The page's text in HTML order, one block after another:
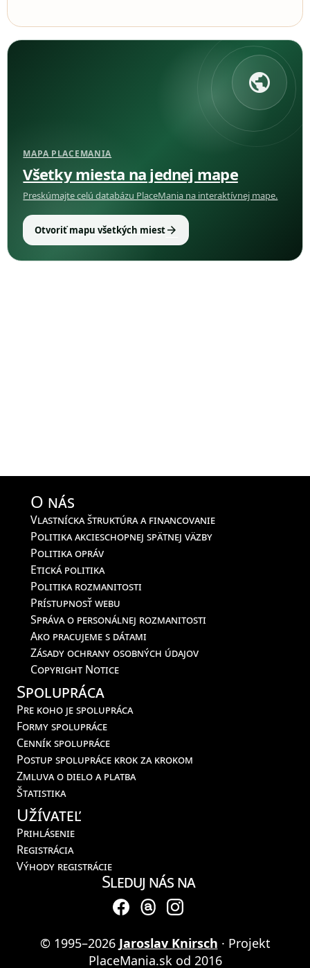
public
MAPA PLACEMANIA
Všetky miesta na jednej mape
Preskúmajte celú databázu PlaceMania na interaktívnej mape.
Otvoriť mapu všetkých miestarrow_forward
O nás
Vlastnícka štruktúra a financovanie
Politika akcieschopnej spätnej väzby
Politika opráv
Etická politika
Politika rozmanitosti
Prístupnosť webu
Správa o personálnej rozmanitosti
Ako pracujeme s dátami
Zásady ochrany osobných údajov
Copyright Notice
Spolupráca
Pre koho je spolupráca
Formy spolupráce
Cenník spolupráce
Postup spolupráce krok za krokom
Zmluva o dielo a platba
Štatistika
Užívateľ
Prihlásenie
Registrácia
Výhody registrácie
Sleduj nás na
© 1995–2026 Jaroslav Knirsch · Projekt
PlaceMania.sk od 2016